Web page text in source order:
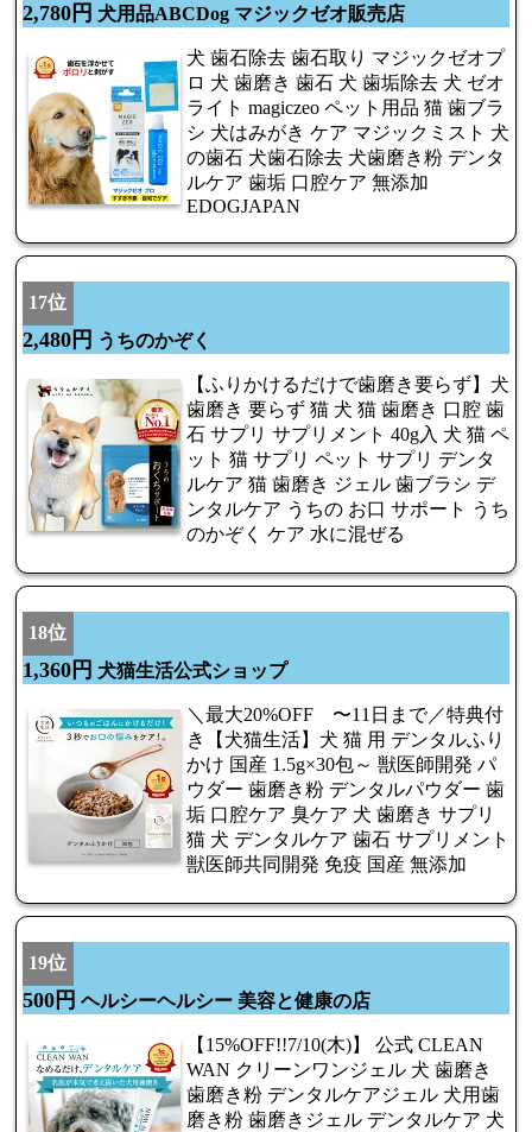
2,780円 犬用品ABCDog マジックゼオ販売店
犬 歯石除去 歯石取り マジックゼオプ
ロ 犬 歯磨き 歯石 犬 歯垢除去 犬 ゼオ
ライト magiczeo ペット用品 猫 歯ブラ
シ 犬はみがき ケア マジックミスト 犬
の歯石 犬歯石除去 犬歯磨き粉 デンタ
ルケア 歯垢 口腔ケア 無添加
EDOGJAPAN
17位
2,480円 うちのかぞく
【ふりかけるだけで歯磨き要らず】犬
歯磨き 要らず 猫 犬 猫 歯磨き 口腔 歯
石 サプリ サプリメント 40g入 犬 猫 ペ
ット 猫 サプリ ペット サプリ デンタ
ルケア 猫 歯磨き ジェル 歯ブラシ デ
ンタルケア うちの お口 サポート うち
のかぞく ケア 水に混ぜる
18位
1,360円 犬猫生活公式ショップ
＼最大20%OFF 〜11日まで／特典付
き【犬猫生活】犬 猫 用 デンタルふり
かけ 国産 1.5g×30包～ 獣医師開発 パ
ウダー 歯磨き粉 デンタルパウダー 歯
垢 口腔ケア 臭ケア 犬 歯磨き サプリ
猫 犬 デンタルケア 歯石 サプリメント
獣医師共同開発 免疫 国産 無添加
19位
500円 ヘルシーヘルシー 美容と健康の店
【15%OFF!!7/10(木)】 公式 CLEAN
WAN クリーンワンジェル 犬 歯磨き
歯磨き粉 デンタルケアジェル 犬用歯
磨き粉 歯磨きジェル デンタルケア 犬